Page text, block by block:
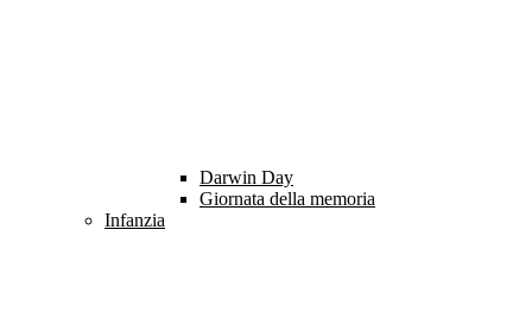
Darwin Day
Giornata della memoria
Infanzia